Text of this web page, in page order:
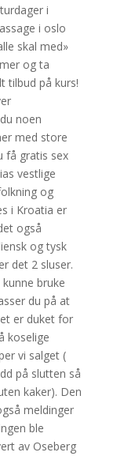
i
i oslo
skal med»
og ta
tilbud på kurs!
noen
med store
få gratis sex
vestlige
og
i Kroatia er
også
og tysk
det 2 sluser.
bruke
du på at
er duket for
koselige
vi salget (
på slutten så
kaker). Den
meldinger
ble
av Oseberg